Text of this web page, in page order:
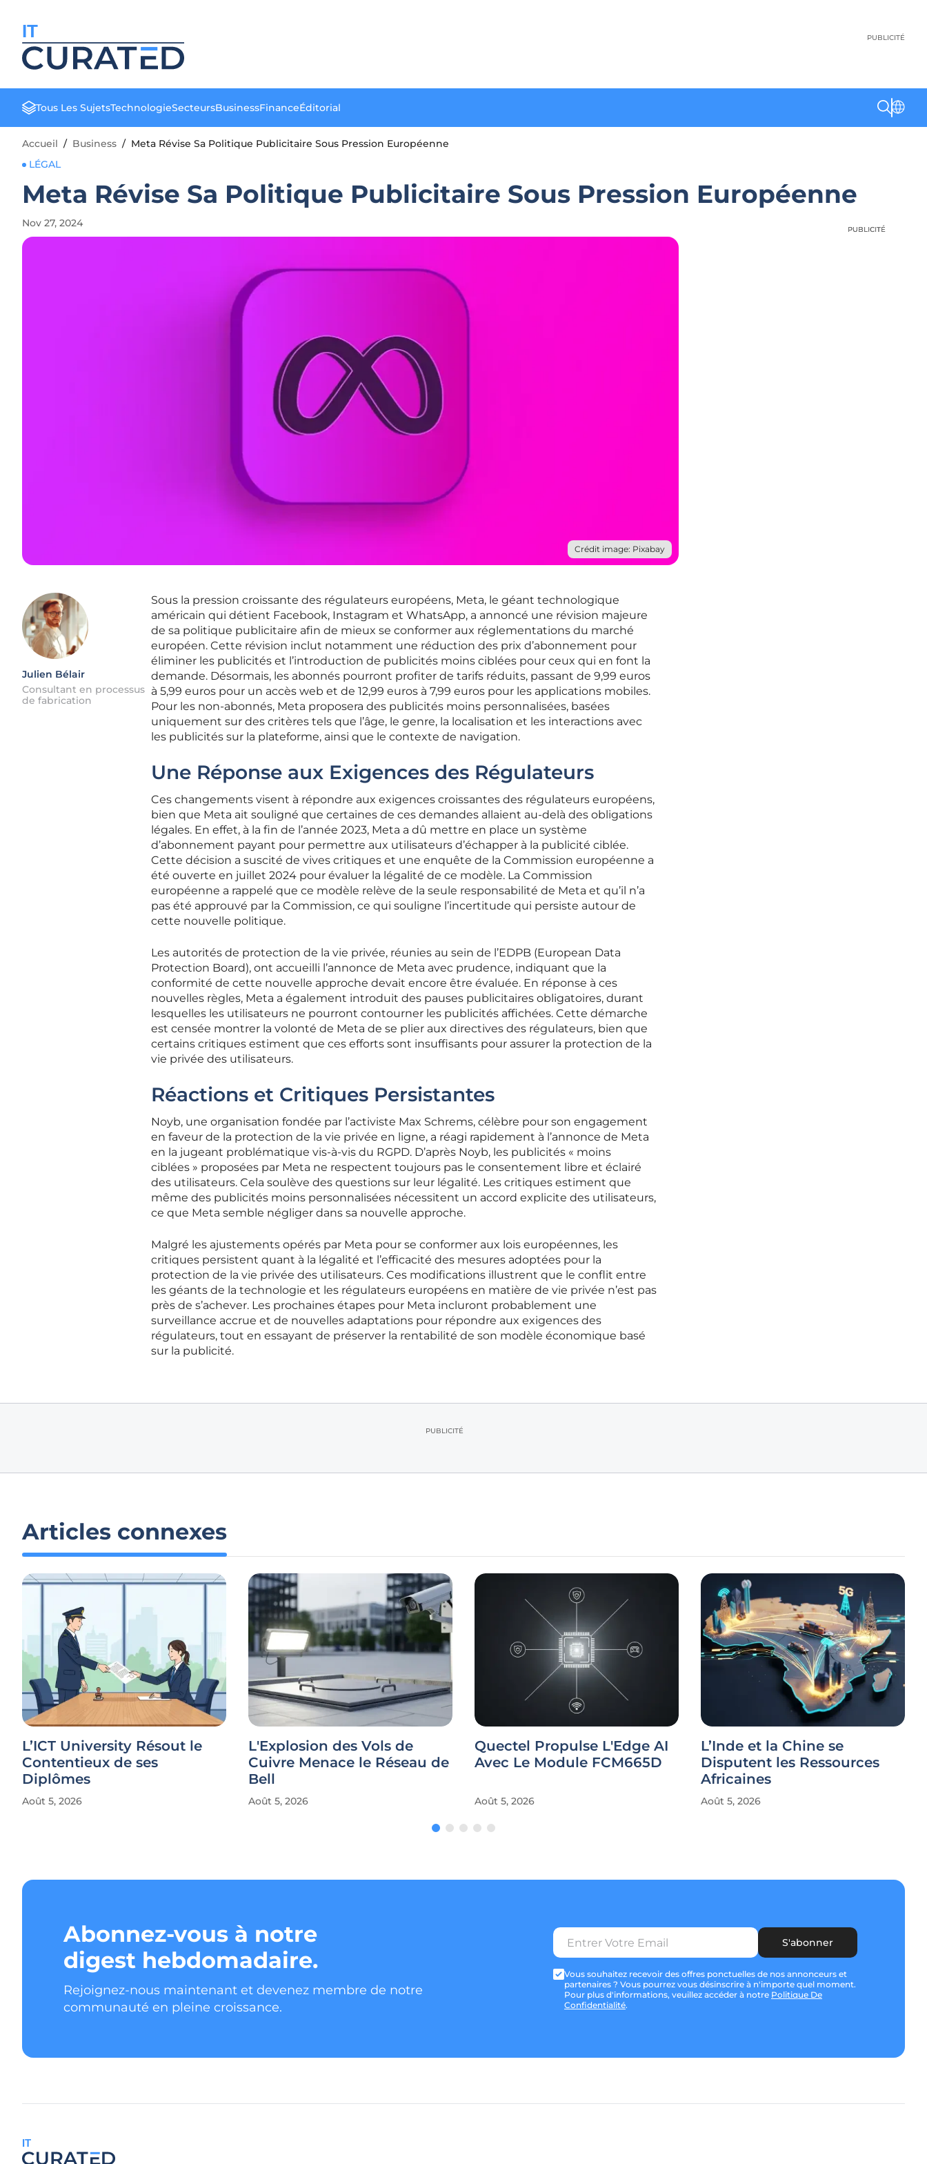
IT PUBLICITÉ
Tous Les SujetsTechnologieSecteursBusinessFinanceÉditorial
Accueil / Business / Meta Révise Sa Politique Publicitaire Sous Pression Européenne
LÉGAL
Meta Révise Sa Politique Publicitaire Sous Pression Européenne
Nov 27, 2024
Crédit image: Pixabay
Julien Bélair
Consultant en processus
de fabrication
Sous la pression croissante des régulateurs européens, Meta, le géant technologique
américain qui détient Facebook, Instagram et WhatsApp, a annoncé une révision majeure
de sa politique publicitaire afin de mieux se conformer aux réglementations du marché
européen. Cette révision inclut notamment une réduction des prix d’abonnement pour
éliminer les publicités et l’introduction de publicités moins ciblées pour ceux qui en font la
demande. Désormais, les abonnés pourront profiter de tarifs réduits, passant de 9,99 euros
à 5,99 euros pour un accès web et de 12,99 euros à 7,99 euros pour les applications mobiles.
Pour les non-abonnés, Meta proposera des publicités moins personnalisées, basées
uniquement sur des critères tels que l’âge, le genre, la localisation et les interactions avec
les publicités sur la plateforme, ainsi que le contexte de navigation.
Une Réponse aux Exigences des Régulateurs
Ces changements visent à répondre aux exigences croissantes des régulateurs européens,
bien que Meta ait souligné que certaines de ces demandes allaient au-delà des obligations
légales. En effet, à la fin de l’année 2023, Meta a dû mettre en place un système
d’abonnement payant pour permettre aux utilisateurs d’échapper à la publicité ciblée.
Cette décision a suscité de vives critiques et une enquête de la Commission européenne a
été ouverte en juillet 2024 pour évaluer la légalité de ce modèle. La Commission
européenne a rappelé que ce modèle relève de la seule responsabilité de Meta et qu’il n’a
pas été approuvé par la Commission, ce qui souligne l’incertitude qui persiste autour de
cette nouvelle politique.
Les autorités de protection de la vie privée, réunies au sein de l’EDPB (European Data
Protection Board), ont accueilli l’annonce de Meta avec prudence, indiquant que la
conformité de cette nouvelle approche devait encore être évaluée. En réponse à ces
nouvelles règles, Meta a également introduit des pauses publicitaires obligatoires, durant
lesquelles les utilisateurs ne pourront contourner les publicités affichées. Cette démarche
est censée montrer la volonté de Meta de se plier aux directives des régulateurs, bien que
certains critiques estiment que ces efforts sont insuffisants pour assurer la protection de la
vie privée des utilisateurs.
Réactions et Critiques Persistantes
Noyb, une organisation fondée par l’activiste Max Schrems, célèbre pour son engagement
en faveur de la protection de la vie privée en ligne, a réagi rapidement à l’annonce de Meta
en la jugeant problématique vis-à-vis du RGPD. D’après Noyb, les publicités « moins
ciblées » proposées par Meta ne respectent toujours pas le consentement libre et éclairé
des utilisateurs. Cela soulève des questions sur leur légalité. Les critiques estiment que
même des publicités moins personnalisées nécessitent un accord explicite des utilisateurs,
ce que Meta semble négliger dans sa nouvelle approche.
Malgré les ajustements opérés par Meta pour se conformer aux lois européennes, les
critiques persistent quant à la légalité et l’efficacité des mesures adoptées pour la
protection de la vie privée des utilisateurs. Ces modifications illustrent que le conflit entre
les géants de la technologie et les régulateurs européens en matière de vie privée n’est pas
près de s’achever. Les prochaines étapes pour Meta incluront probablement une
surveillance accrue et de nouvelles adaptations pour répondre aux exigences des
régulateurs, tout en essayant de préserver la rentabilité de son modèle économique basé
sur la publicité.
PUBLICITÉ
PUBLICITÉ
PUBLICITÉ
Articles connexes
L’ICT University Résout le
Contentieux de ses
Diplômes
Août 5, 2026
L'Explosion des Vols de
Cuivre Menace le Réseau de
Bell
Août 5, 2026
Quectel Propulse L'Edge AI
Avec Le Module FCM665D
Août 5, 2026
L’Inde et la Chine se
Disputent les Ressources
Africaines
Août 5, 2026
Abonnez-vous à notre
digest hebdomadaire.
Rejoignez-nous maintenant et devenez membre de notre
communauté en pleine croissance.
S'abonner
Vous souhaitez recevoir des offres ponctuelles de nos annonceurs et
partenaires ? Vous pourrez vous désinscrire à n'importe quel moment.
Pour plus d'informations, veuillez accéder à notre Politique De
Confidentialité.
IT